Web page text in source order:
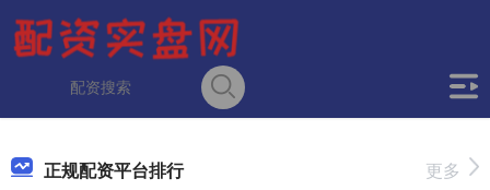
正规配资平台排行 更多